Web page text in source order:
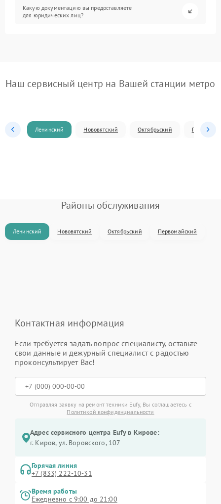
Какую документацию вы предоставляете
для юридических лиц?
Наш сервисный центр на Вашей станции метро
Ленинский Нововятский Октябрьский
Районы обслуживания
Ленинский Нововятский Октябрьский Первомайский
Контактная информация
Если требуется задать вопрос специалисту, оставьте
свои данные и дежурный специалист с радостью
проконсультирует Вас!
Отправляя заявку на ремонт техники Eufy, Вы соглашаетесь с
Политикой конфиденциальности
Адрес сервисного центра Eufy в Кирове:
г. Киров, ул. Воровского, 107
Горячая линия
+7 (833) 222-10-31
Время работы
Ежедневно с 9:00 до 21:00